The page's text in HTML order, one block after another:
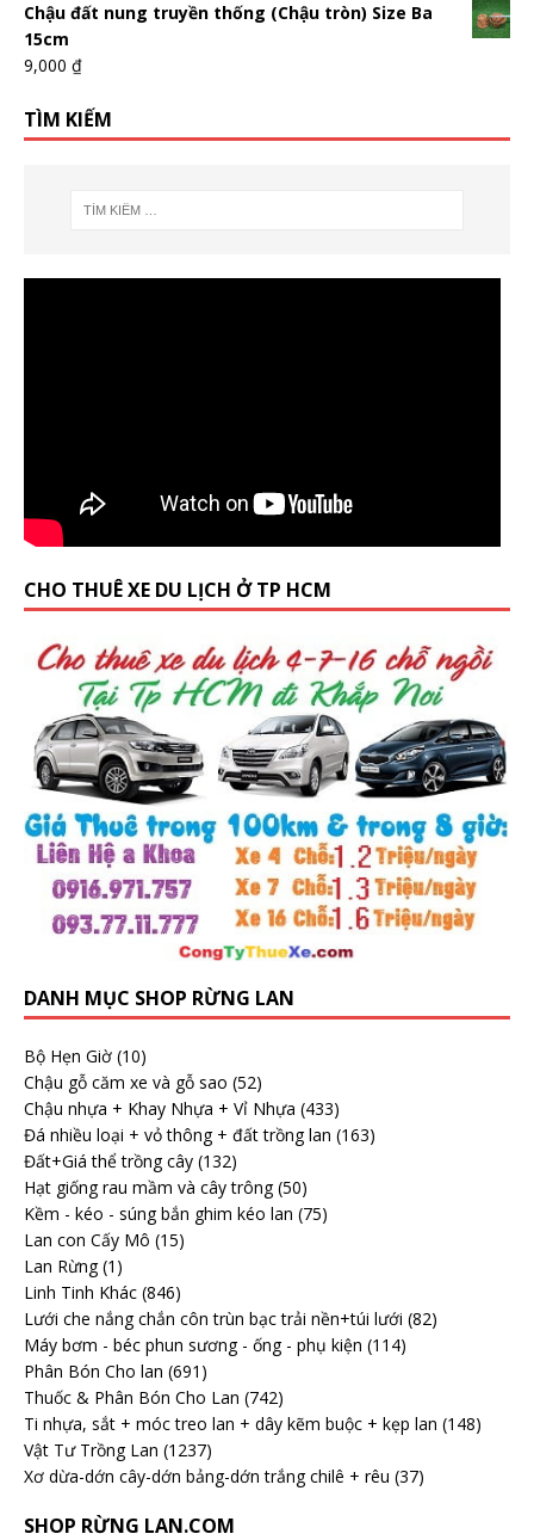
Chậu đất nung truyền thống (Chậu tròn) Size Ba
15cm
9,000 ₫
TÌM KIẾM
CHO THUÊ XE DU LỊCH Ở TP HCM
DANH MỤC SHOP RỪNG LAN
Bộ Hẹn Giờ (10)
Chậu gỗ căm xe và gỗ sao (52)
Chậu nhựa + Khay Nhựa + Vỉ Nhựa (433)
Đá nhiều loại + vỏ thông + đất trồng lan (163)
Đất+Giá thể trồng cây (132)
Hạt giống rau mầm và cây trông (50)
Kềm - kéo - súng bắn ghim kéo lan (75)
Lan con Cấy Mô (15)
Lan Rừng (1)
Linh Tinh Khác (846)
Lưới che nắng chắn côn trùn bạc trải nền+túi lưới (82)
Máy bơm - béc phun sương - ống - phụ kiện (114)
Phân Bón Cho lan (691)
Thuốc & Phân Bón Cho Lan (742)
Ti nhựa, sắt + móc treo lan + dây kẽm buộc + kẹp lan (148)
Vật Tư Trồng Lan (1237)
Xơ dừa-dớn cây-dớn bảng-dớn trắng chilê + rêu (37)
SHOP RỪNG LAN.COM